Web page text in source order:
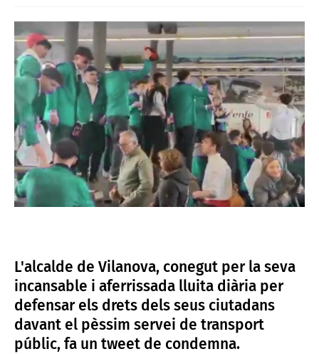
L'alcalde de Vilanova, conegut per la seva
incansable i aferrissada lluita diària per
defensar els drets dels seus ciutadans
davant el pèssim servei de transport
públic, fa un tweet de condemna.